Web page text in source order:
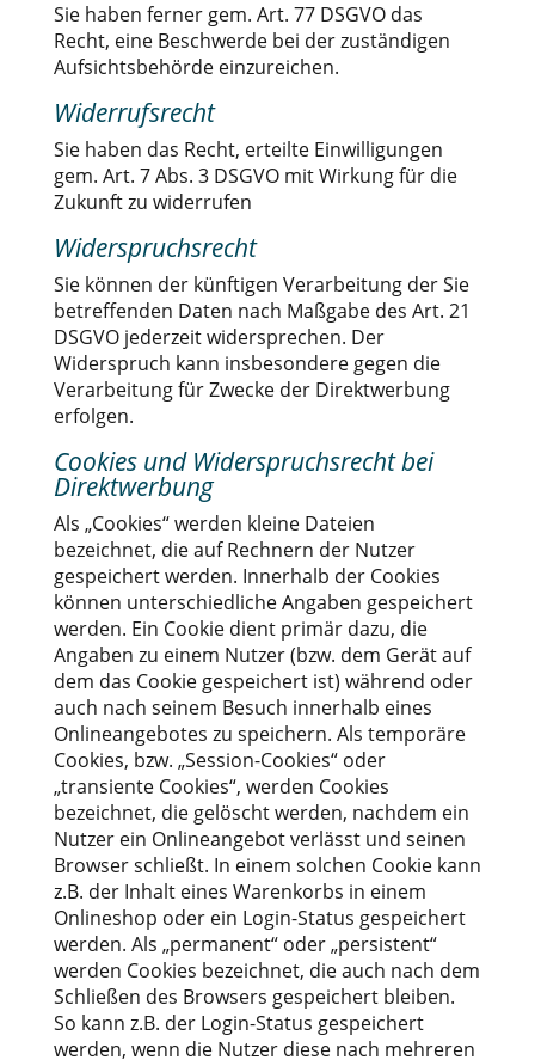
Sie haben ferner gem. Art. 77 DSGVO das
Recht, eine Beschwerde bei der zuständigen
Aufsichtsbehörde einzureichen.
Widerrufsrecht
Sie haben das Recht, erteilte Einwilligungen
gem. Art. 7 Abs. 3 DSGVO mit Wirkung für die
Zukunft zu widerrufen
Widerspruchsrecht
Sie können der künftigen Verarbeitung der Sie
betreffenden Daten nach Maßgabe des Art. 21
DSGVO jederzeit widersprechen. Der
Widerspruch kann insbesondere gegen die
Verarbeitung für Zwecke der Direktwerbung
erfolgen.
Cookies und Widerspruchsrecht bei
Direktwerbung
Als „Cookies“ werden kleine Dateien
bezeichnet, die auf Rechnern der Nutzer
gespeichert werden. Innerhalb der Cookies
können unterschiedliche Angaben gespeichert
werden. Ein Cookie dient primär dazu, die
Angaben zu einem Nutzer (bzw. dem Gerät auf
dem das Cookie gespeichert ist) während oder
auch nach seinem Besuch innerhalb eines
Onlineangebotes zu speichern. Als temporäre
Cookies, bzw. „Session-Cookies“ oder
„transiente Cookies“, werden Cookies
bezeichnet, die gelöscht werden, nachdem ein
Nutzer ein Onlineangebot verlässt und seinen
Browser schließt. In einem solchen Cookie kann
z.B. der Inhalt eines Warenkorbs in einem
Onlineshop oder ein Login-Status gespeichert
werden. Als „permanent“ oder „persistent“
werden Cookies bezeichnet, die auch nach dem
Schließen des Browsers gespeichert bleiben.
So kann z.B. der Login-Status gespeichert
werden, wenn die Nutzer diese nach mehreren